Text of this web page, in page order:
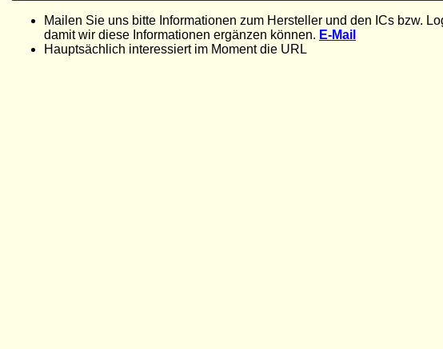
Mailen Sie uns bitte Informationen zum Hersteller und den ICs bzw.
damit wir diese Informationen ergänzen können. E-Mail
Hauptsächlich interessiert im Moment die URL